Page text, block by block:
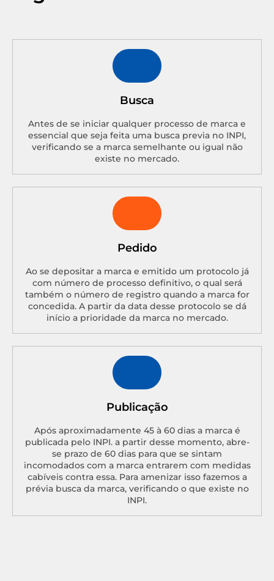
Busca
Antes de se iniciar qualquer processo de marca e
essencial que seja feita uma busca previa no INPI,
verificando se a marca semelhante ou igual não
existe no mercado.
Pedido
Ao se depositar a marca e emitido um protocolo já
com número de processo definitivo, o qual será
também o número de registro quando a marca for
concedida. A partir da data desse protocolo se dá
início a prioridade da marca no mercado.
Publicação
Após aproximadamente 45 à 60 dias a marca é
publicada pelo INPI. a partir desse momento, abre-
se prazo de 60 dias para que se sintam
incomodados com a marca entrarem com medidas
cabíveis contra essa. Para amenizar isso fazemos a
prévia busca da marca, verificando o que existe no
INPI.